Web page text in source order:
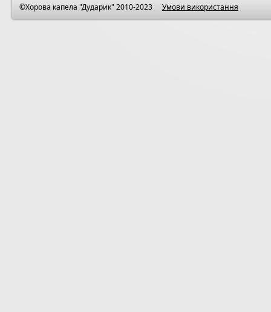
©Хорова капела "Дударик" 2010-2023 Умови використання